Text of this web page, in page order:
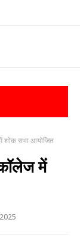
शोक सभा आयोजित
में